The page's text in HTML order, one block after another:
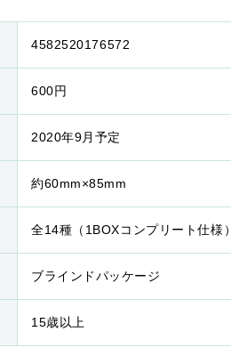
4582520176572
600円
2020年9月予定
約60mm×85mm
全14種（1BOXコンプリート仕様）
ブラインドパッケージ
15歳以上